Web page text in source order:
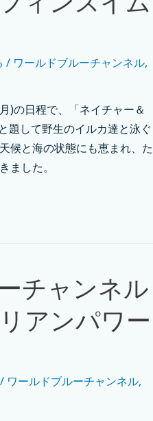
/ ワールドブルーチャンネル,
)の日程で、「ネイチャー＆
題して野生のイルカ達と泳ぐ
候と海の状態にも恵まれ、た
ました。
チャンネル
アンパワー
/ ワールドブルーチャンネル,